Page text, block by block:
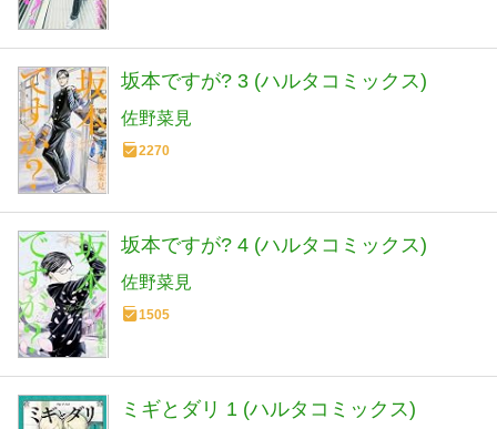
坂本ですが? 3 (ハルタコミックス)
佐野菜見
2270
坂本ですが? 4 (ハルタコミックス)
佐野菜見
1505
ミギとダリ 1 (ハルタコミックス)